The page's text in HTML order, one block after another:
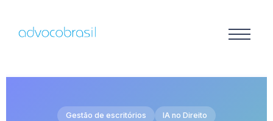
Gestão de escritórios
IA no Direito